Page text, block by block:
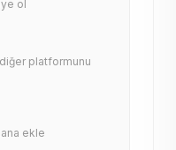
ol
platformunu
ekle